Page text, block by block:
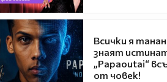
Всички я
знаят
„Papaoutai“
от човек!